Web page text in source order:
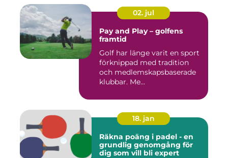
02. jul
Pay and Play – golfens
framtid
Golf har länge varit en sport
förknippad med tradition
och medlemskapsbaserade
klubbar. Me...
18. jan
Räkna poäng i padel - en
grundlig genomgång för
dig som vill bli expert